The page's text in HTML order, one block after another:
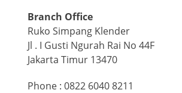
Branch Office
Ruko Simpang Klender
Jl . I Gusti Ngurah Rai No 44F
Jakarta Timur 13470
Phone : 0822 6040 8211